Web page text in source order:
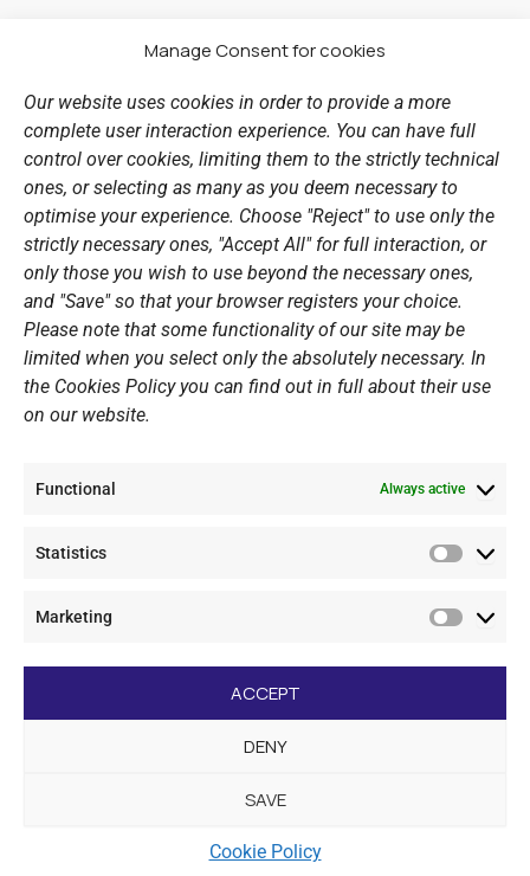
Manage Consent for cookies
Our website uses cookies in order to provide a more
complete user interaction experience. You can have full
control over cookies, limiting them to the strictly technical
ones, or selecting as many as you deem necessary to
optimise your experience. Choose "Reject" to use only the
strictly necessary ones, "Accept All" for full interaction, or
only those you wish to use beyond the necessary ones,
and "Save" so that your browser registers your choice.
Please note that some functionality of our site may be
limited when you select only the absolutely necessary. In
the Cookies Policy you can find out in full about their use
on our website.
Functional Always active
Statistics
Marketing
ACCEPT
DENY
SAVE
Cookie Policy
b
o
k
a
r
a
m
u
e
e
i
n
Sports Academy
Open Water Swimming Crossing
Sponsors
Summer Camps
PERSONAL DATA
Website Policy
Cookie Policy
General Policy NOV
Summer Camp Update
CONTACT
+30 210 89 62 416
Vouliagmeni Nautical Club, GR - 166 71 Laimos